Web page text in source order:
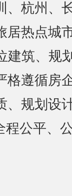
、杭州、
居热点城
建筑、规
格遵循房
、规划设
程公平、